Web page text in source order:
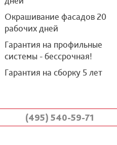
Окрашивание фасадов 20
рабочих дней
Гарантия на профильные
системы - бессрочная!
Гарантия на сборку 5 лет
(495) 540-59-71